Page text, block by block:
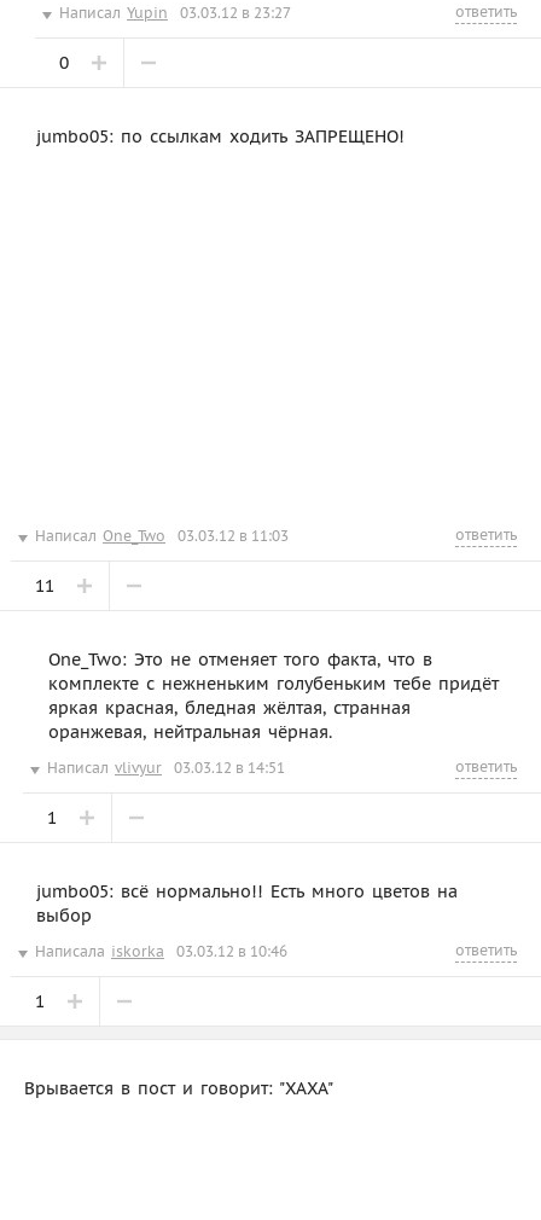
Написал Yupin 03.03.12 в 23:27 ответить
0
jumbo05: по ссылкам ходить ЗАПРЕЩЕНО!
Написал One_Two 03.03.12 в 11:03 ответить
11
One_Two: Это не отменяет того факта, что в
комплекте с нежненьким голубеньким тебе придёт
яркая красная, бледная жёлтая, странная
оранжевая, нейтральная чёрная.
Написал vlivyur 03.03.12 в 14:51 ответить
1
jumbo05: всё нормально!! Есть много цветов на
выбор
Написала iskorka 03.03.12 в 10:46 ответить
1
Врывается в пост и говорит: "ХАХА"